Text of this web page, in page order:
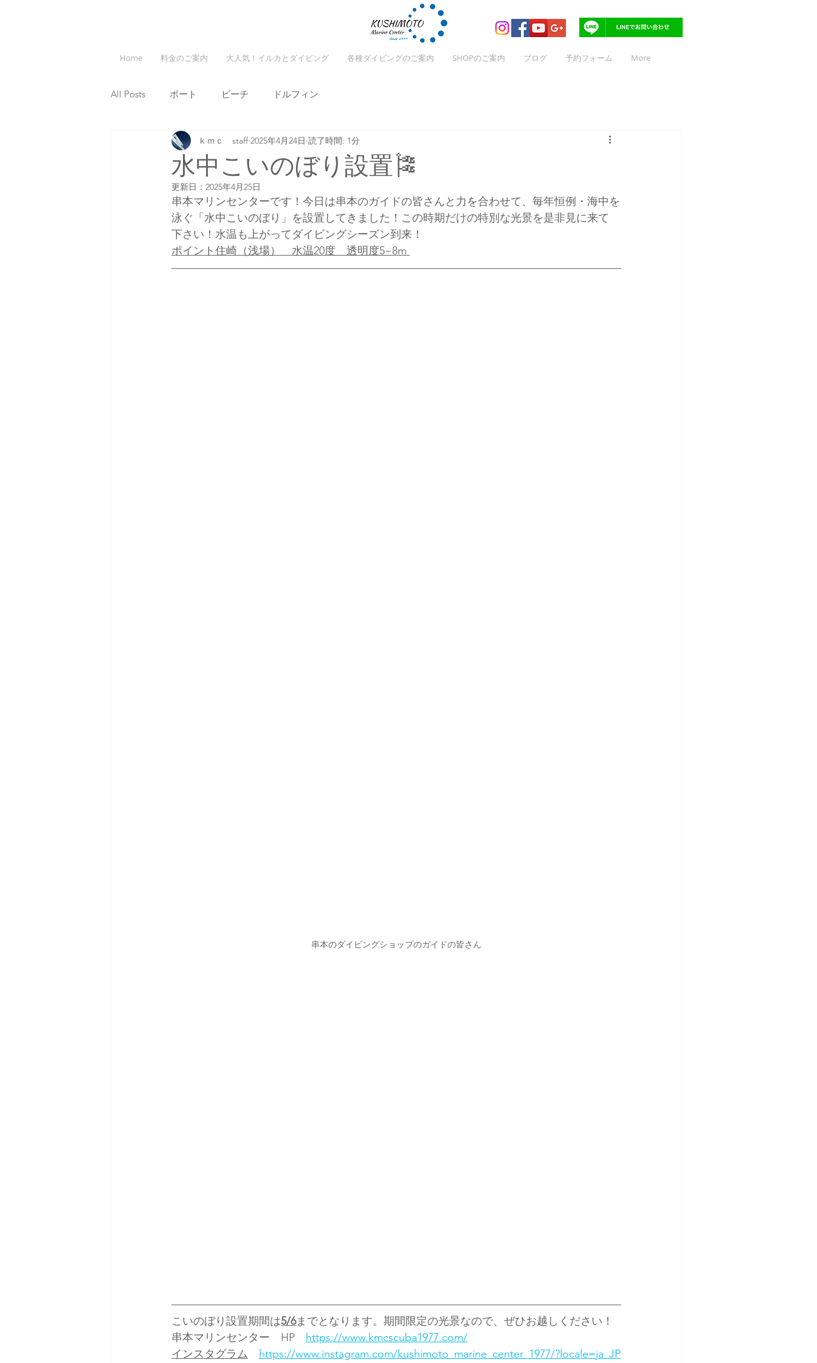
Home 料金のご案内 大人気！イルカとダイビング 各種ダイビングのご案内 SHOPのご案内 ブログ 予約フォーム More
All Posts ボート ビーチ ドルフィン
水中こいのぼり設置🎏
ｋｍｃ staff 2025年4月24日 読了時間: 1分
更新日： 2025年4月25日
串本マリンセンターです！今日は串本のガイドの皆さんと力を合わせて、毎年恒例・海中を
泳ぐ「水中こいのぼり」を設置してきました！この時期だけの特別な光景を是非見に来て
下さい！水温も上がってダイビングシーズン到来！
ポイント住崎（浅場）　水温20度　透明度5~8m
串本のダイビングショップのガイドの皆さん
こいのぼり設置期間は5/6までとなります。期間限定の光景なので、ぜひお越しください！
串本マリンセンター　HP https://www.kmcscuba1977.com/
インスタグラム
https://www.instagram.com/kushimoto_marine_center_1977/?locale=ja_JP